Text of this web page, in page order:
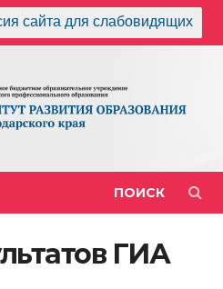
сайта для слабовидящих
ПОИСК
ГИА